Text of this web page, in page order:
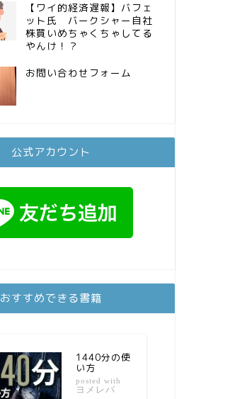
【ワイ的経済遅報】バフェ
ット氏 バークシャー自社
株買いめちゃくちゃしてる
やんけ！？
お問い合わせフォーム
公式アカウント
おすすめできる書籍
1440分の使
い方
posted with
ヨメレバ